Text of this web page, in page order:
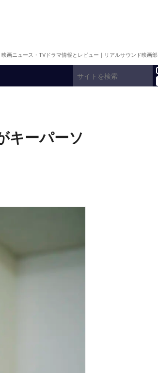
映画ニュース・TVドラマ情報とレビュー｜リアルサウンド映画部
キーパーソ